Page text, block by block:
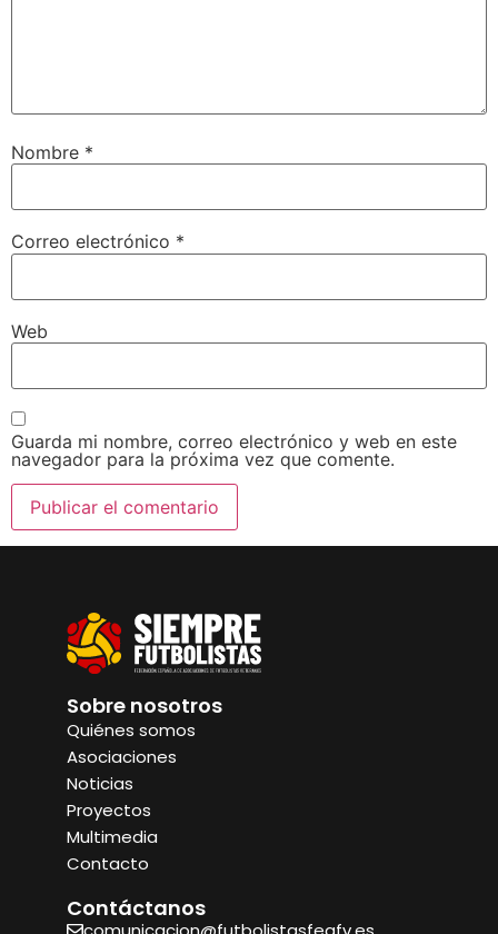
Nombre *
Correo electrónico *
Web
Guarda mi nombre, correo electrónico y web en este
navegador para la próxima vez que comente.
Sobre nosotros
Quiénes somos
Asociaciones
Noticias
Proyectos
Multimedia
Contacto
Contáctanos